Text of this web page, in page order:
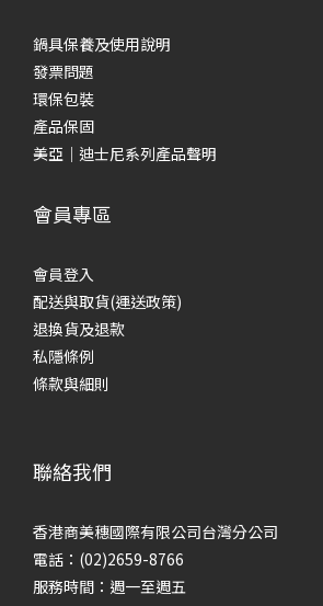
鍋具保養及使用說明
發票問題
環保包裝
產品保固
美亞｜迪士尼系列產品聲明
會員專區
會員登入
配送與取貨(運送政策)
退換貨及退款
私隱條例
條款與細則
聯絡我們
香港商美穗國際有限公司台灣分公司
電話：(02)2659-8766
服務時間：週一至週五